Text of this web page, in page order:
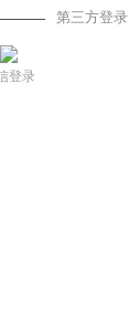
第三方登录
登录